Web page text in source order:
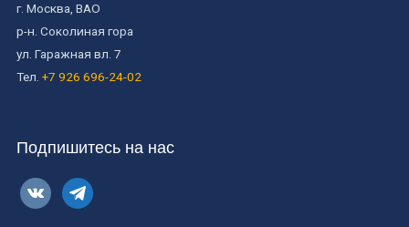
г. Москва, ВАО
р-н. Соколиная гора
ул. Гаражная вл. 7
Тел. +7 926 696-24-02
Подпишитесь на нас
vkontaktetelegram